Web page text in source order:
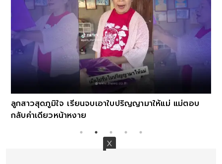
ลูกสาวสุดภูมิใจ เรียนจบเอาใบปริญญามาให้แม่ แม่ตอบ
กลับคำเดียวหน้าหงาย